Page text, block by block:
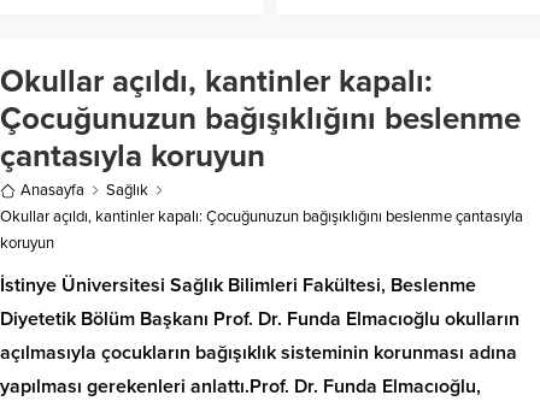
Okullar açıldı, kantinler kapalı:
Çocuğunuzun bağışıklığını beslenme
çantasıyla koruyun
Anasayfa
Sağlık
Okullar açıldı, kantinler kapalı: Çocuğunuzun bağışıklığını beslenme çantasıyla
koruyun
İstinye Üniversitesi Sağlık Bilimleri Fakültesi, Beslenme
Diyetetik Bölüm Başkanı Prof. Dr. Funda Elmacıoğlu okulların
açılmasıyla çocukların bağışıklık sisteminin korunması adına
yapılması gerekenleri anlattı.Prof. Dr. Funda Elmacıoğlu,